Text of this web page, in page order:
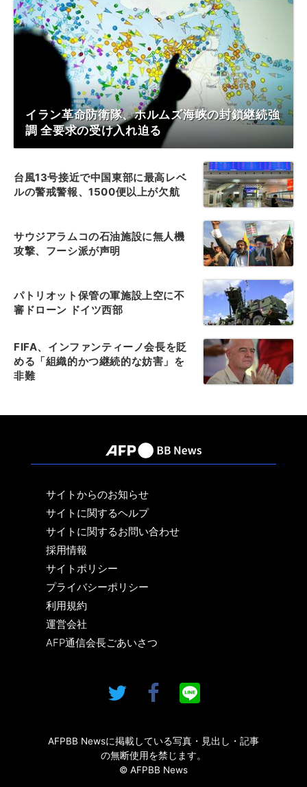
イラン革命防衛隊、ホルムズ海峡の封鎖継続強
調 全要求の受け入れ迫る
台風13号接近で中国東部に最高レベ
ルの警戒警報、1500便以上が欠航
サウジアラムコの石油施設に無人機
攻撃、フーシ派が声明
パトリオット保管の軍施設上空に不
審ドローン ドイツ西部
FIFA、インファンティーノ会長を貶
める「組織的かつ継続的な妨害」を
非難
サイトからのお知らせ
サイトに関するヘルプ
サイトに関するお問い合わせ
採用情報
サイトポリシー
プライバシーポリシー
利用規約
運営会社
AFP通信会長ごあいさつ
AFPBB Newsに掲載している写真・見出し・記事
の無断使用を禁じます。
© AFPBB News